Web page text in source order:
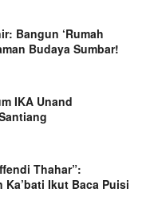
Bangun ‘Rumah
Budaya Sumbar!
IKA Unand
Thahar”:
Ka’bati Ikut Baca Puisi